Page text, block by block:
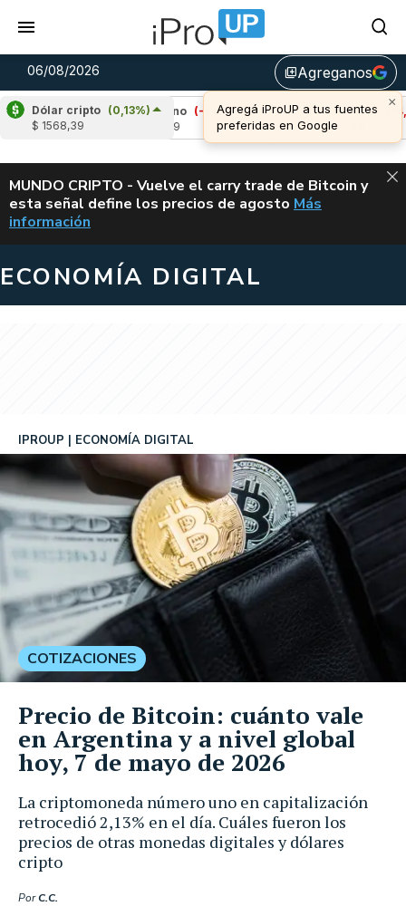
06/08/2026 library_addAgreganos
×
Agregá iProUP a tus fuentes
preferidas en Google
Dólar cripto (0,13%)
$ 1568,39
Cardano
(-1,61%)
Avalanche (-
u$s 6,40
ALERTA
MUNDO CRIPTO - Vuelve el carry trade de Bitcoin y
esta señal define los precios de agosto VUELVE EL
Más
información
ECONOMÍA DIGITAL
La criptomoneda número uno en capitalización
retrocedió 2,13% en el día. Cuáles fueron los
precios de otras monedas digitales y dólares
cripto
IPROUP ECONOMÍA DIGITAL
PorC.C.
COTIZACIONES
Precio de Bitcoin: cuánto vale
en Argentina y a nivel global
hoy, 7 de mayo de 2026